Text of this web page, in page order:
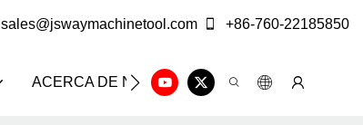
sales@jswaymachinetool.com +86-760-22185850
ACERCA DE NOSOTROS SOLUCIÓN